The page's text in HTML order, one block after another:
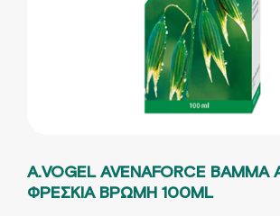
A.VOGEL AVENAFORCE ΒΑΜΜΑ
ΦΡΕΣΚΙΑ ΒΡΩΜΗ 100ML